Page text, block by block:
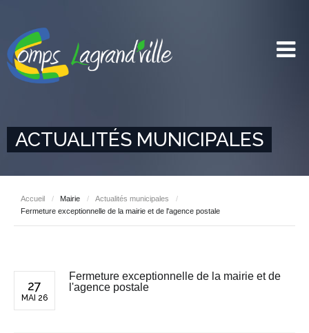
ACTUALITÉS MUNICIPALES
Accueil / Mairie / Actualités municipales
/
Fermeture exceptionnelle de la mairie et de l'agence postale
27
MAI 26
Fermeture exceptionnelle de la mairie et de
l'agence postale